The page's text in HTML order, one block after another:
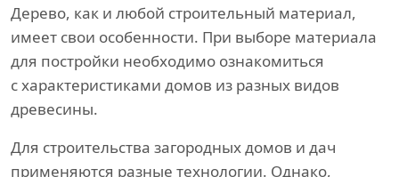
Дерево, как и любой строительный материал,
имеет свои особенности. При выборе материала
для постройки необходимо ознакомиться
с характеристиками домов из разных видов
древесины.
Для строительства загородных домов и дач
применяются разные технологии. Однако,